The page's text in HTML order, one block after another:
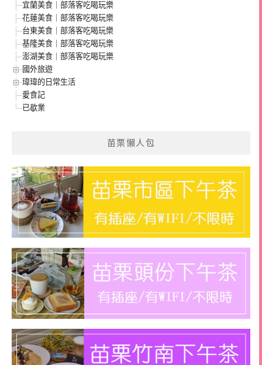
宜蘭美食｜部落客吃喝玩樂
花蓮美食｜部落客吃喝玩樂
台東美食｜部落客吃喝玩樂
基隆美食｜部落客吃喝玩樂
澎湖美食｜部落客吃喝玩樂
國外旅遊
瑋瑋的日常生活
愛食記
已歇業
苗栗懶人包